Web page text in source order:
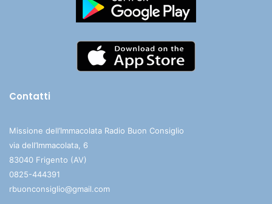
Contatti
Missione dell’Immacolata Radio Buon Consiglio
via dell’Immacolata, 6
83040 Frigento (AV)
0825-444391
rbuonconsiglio@gmail.com